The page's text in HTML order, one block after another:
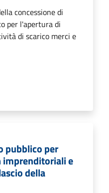
concessione di
per l'apertura di
di scarico merci e
pubblico per
e
della